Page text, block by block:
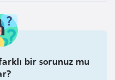
bir sorunuz mu